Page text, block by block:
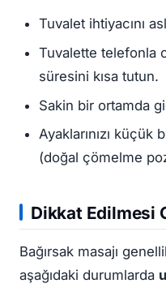
Tuvalet ihtiyacını
Tuvalette telefonla
süresini kısa tutun.
Sakin bir ortamda
Ayaklarınızı
(doğal çömelme
Dikkat Edilmesi
Bağırsak masajı
aşağıdaki durumlarda